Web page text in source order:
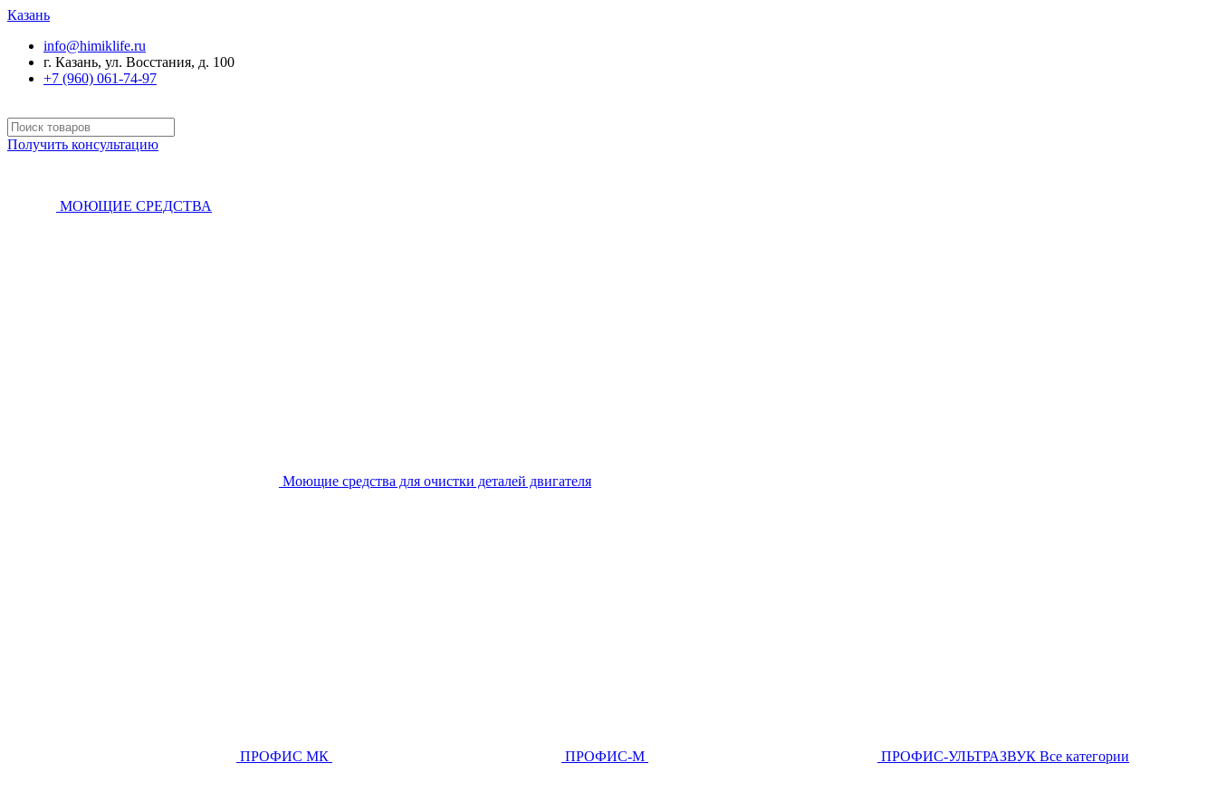
Казань
info@himiklife.ru
г. Казань, ул. Восстания, д. 100
+7 (960) 061-74-97
Получить консультацию
МОЮЩИЕ СРЕДСТВА
Моющие средства для очистки деталей двигателя
ПРОФИС МК ПРОФИС-М ПРОФИС-УЛЬТРАЗВУК Все категории